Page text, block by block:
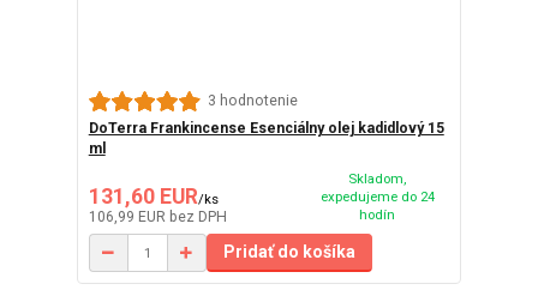
3 hodnotenie
DoTerra Frankincense Esenciálny olej kadidlový 15
ml
131,60 EUR/ks
106,99 EUR bez DPH
Skladom,
expedujeme do 24
hodín
Pridať do košíka